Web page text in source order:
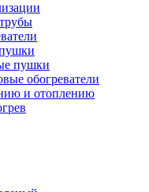
пушки
обогреватели
и отоплению